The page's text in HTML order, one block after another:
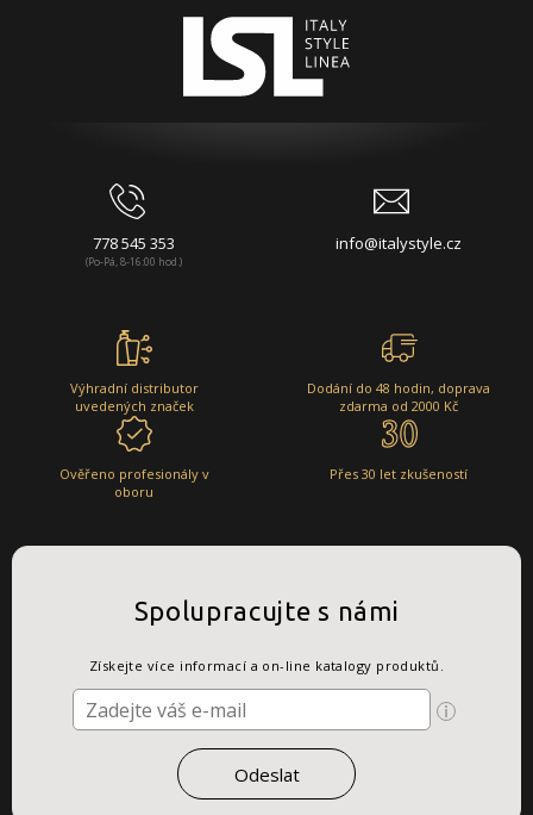
778 545 353
(Po-Pá, 8-16:00 hod.)
info@italystyle.cz
Výhradní distributor
uvedených značek
Dodání do 48 hodin, doprava
zdarma od 2000 Kč
Ověřeno profesionály v
oboru
Přes 30 let zkušeností
Spolupracujte s námi
Získejte více informací a on-line katalogy produktů.